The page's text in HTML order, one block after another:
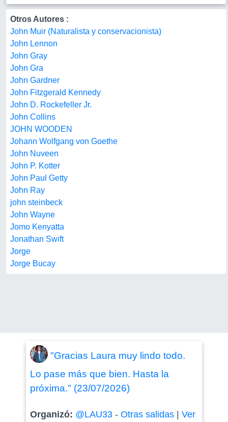
Otros Autores :
John Muir (Naturalista y conservacionista)
John Lennon
John Gray
John Gra
John Gardner
John Fitzgerald Kennedy
John D. Rockefeller Jr.
John Collins
JOHN WOODEN
Johann Wolfgang von Goethe
John Nuveen
John P. Kotter
John Paul Getty
John Ray
john steinbeck
John Wayne
Jomo Kenyatta
Jonathan Swift
Jorge
Jorge Bucay
"Gracias Laura muy lindo todo.
Lo pase más que bien. Hasta la
próxima." (23/07/2026)
Organizó: @LAU33- Otras salidas| Ver